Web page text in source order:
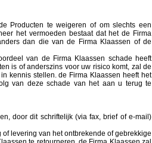
Producten te weigeren of om slechts een
het vermoeden bestaat dat het de Firma
dan die van de Firma Klaassen of de
van de Firma Klaassen schade heeft
is of anderszins voor uw risico komt, zal de
kennis stellen. de Firma Klaassen heeft het
van deze schade van het aan u terug te
door dit schriftelijk (via fax, brief of e-mail)
levering van het ontbrekende of gebrekkige